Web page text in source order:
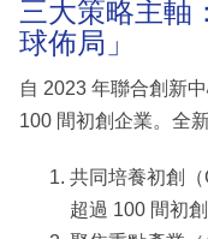
三大策略主軸
球佈局」
自 2023 年聯合創新
100 間初創企業。全
共同培養初創
超過 100 間初